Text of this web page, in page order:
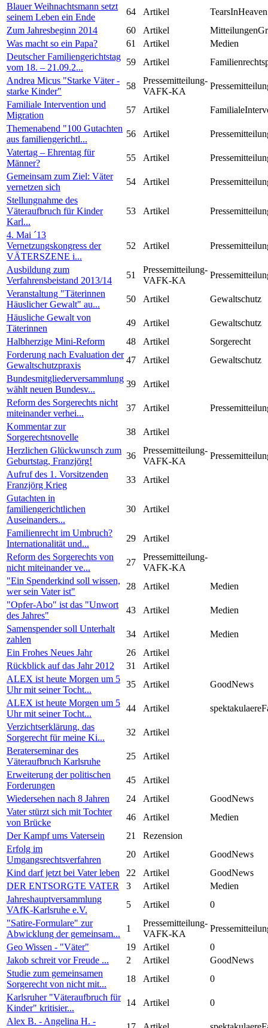
Blauer Weihnachtsmann setzt
seinem Leben ein Ende
64 Artikel
TearsInHeaven
Zum Jahresbeginn 2014
60 Artikel
Was macht so ein Papa?
61 Artikel
Medien
Deutscher Familiengerichtstag
vom 18. – 21.09.2...
59 Artikel
Andrea Micus "Starke Väter -
starke Kinder"
58
Pressemitteilung-
VAFK-KA
Familiale Intervention und
Migration
57 Artikel
Themenabend "100 Gutachten
aus familiengerichtl...
56 Artikel
Vatertag – Ehrentag für
Männer?
55 Artikel
Gemeinsam zum Ziel: Väter
vernetzen sich
54 Artikel
Stellungnahme des
Väteraufbruch für Kinder
Karl...
53 Artikel
4. Mai ´13
Vernetzungskongress der
VÄTERSZENE i...
52 Artikel
Ausbildung zum
Verfahrensbeistand 2013/14
51
Pressemitteilung-
VAFK-KA
Veranstaltung "Täterinnen
Häuslicher Gewalt" au...
50 Artikel
Gewaltschutz
Häusliche Gewalt von
Täterinnen
49 Artikel
Gewaltschutz
Halbherzige Mini-Reform
48 Artikel
Sorgerecht
Forderung nach Evaluation der
Gewaltschutzpraxis
47 Artikel
Gewaltschutz
Bundesmitgliederversammlung
wählt neuen Bundesv...
39
Artikel
Reform des Sorgerechts nicht
miteinander verhei...
37 Artikel
Kommentar zur
Sorgerechtsnovelle
38
Artikel
Herzlichen Glückwunsch zum
Geburtstag, Franzjörg!
36
Pressemitteilung-
VAFK-KA
Aufruf des 1. Vorsitzenden
Franzjörg Krieg
33
Artikel
Gutachten in
familiengerichtlichen
Auseinanders...
30 Artikel
Familienrecht im Umbruch?
Internationalität und...
29
Artikel
Reform des Sorgerechts von
nicht miteinander ve...
27
Pressemitteilung-
VAFK-KA
"Ein Spenderkind soll wissen,
wer sein Vater ist"
28 Artikel
Medien
"Opfer-Abo" ist das "Unwort
des Jahres"
43 Artikel
Medien
Samenspender soll Unterhalt
zahlen
34 Artikel
Medien
Ein Frohes Neues Jahr
26
Artikel
Rückblick auf das Jahr 2012
31
Artikel
ALEX ist heute Morgen um 5
Uhr mit seiner Tocht...
35 Artikel
GoodNews
ALEX ist heute Morgen um 5
Uhr mit seiner Tocht...
44 Artikel
Verzichtserklärung, das
Sorgerecht für meine Ki...
32
Artikel
Beraterseminar des
Väteraufbruch Karlsruhe
25
Artikel
Erweiterung der politischen
Forderungen
45
Artikel
Wiedersehen nach 8 Jahren
24 Artikel
GoodNews
Vater stürzt sich mit Tochter
von Brücke
46 Artikel
Medien
Der Kampf ums Vatersein
21
Rezension
Erfolg im
Umgangsrechtsverfahren
20 Artikel
GoodNews
Kind darf jetzt bei Vater leben
22 Artikel
GoodNews
DER ENTSORGTE VATER
3 Artikel
Medien
Jahreshauptversammlung
VAfK-Karlsruhe e.V.
5 Artikel
0
"Satire-Formulare" zur
Abwicklung der gemeinsam...
1
Pressemitteilung-
VAFK-KA
Geo Wissen - "Väter"
19 Artikel
0
Jakob schreit vor Freude ...
2 Artikel
GoodNews
Studie zum gemeinsamen
Sorgerecht von nicht mit...
18 Artikel
0
Karlsruher "Väteraufbruch für
Kinder" kritisier...
14 Artikel
0
Alex B. - Angelina H. -